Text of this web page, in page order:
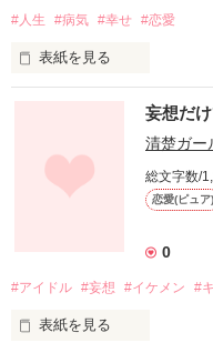
#人生 #病気 #幸せ #恋愛
表紙を見る
妄想だ
清楚ガー
総文字数/
恋愛(ピュア)
0
#アイドル #妄想 #イケメン #
表紙を見る